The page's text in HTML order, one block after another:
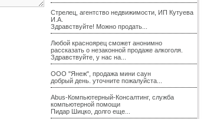
Стрелец, агентство недвижимости, ИП Кутуева
И.А.
Здравствуйте! Можно продать...
Любой красноярец сможет анонимно
рассказать о незаконной продаже алкоголя.
Здравствуйте, у нас на...
ООО "Янеж", продажа мини саун
добрый день. уточните пожалуйста...
Abus-Компьютерный-Консалтинг, служба
компьютерной помощи
Пидар Шицко, долго еще...